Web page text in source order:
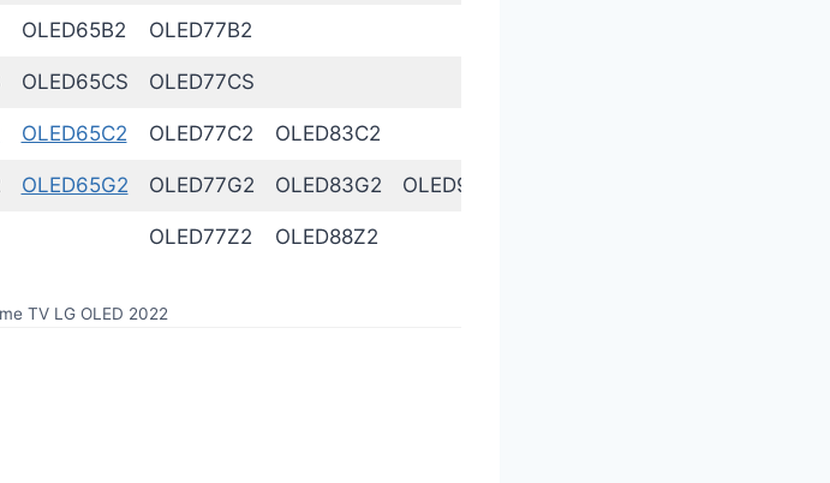
OLED65B2 OLED77B2
OLED65CS OLED77CS
OLED65C2 OLED77C2 OLED83C2
OLED65G2 OLED77G2 OLED83G2 OLED97G2
OLED77Z2 OLED88Z2
TV LG OLED 2022